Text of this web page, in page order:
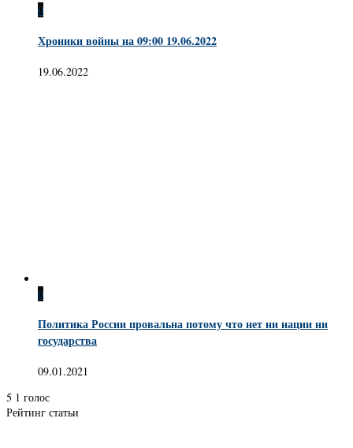
0
Хроники войны на 09:00 19.06.2022
19.06.2022
0
Политика России провальна потому что нет ни нации ни
государства
09.01.2021
5 1 голос
Рейтинг статьи